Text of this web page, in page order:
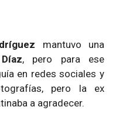
mantuvo una
, pero para ese
en redes sociales y
pero la ex
a agradecer.